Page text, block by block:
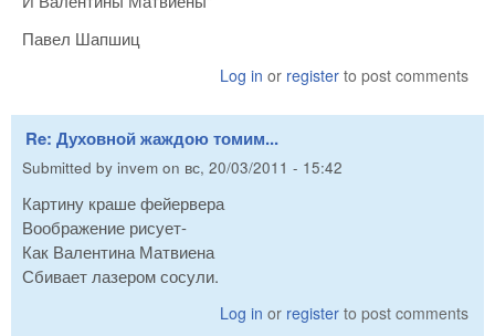
Павел Шапшиц
Log in or register to post comments
Re: Духовной жаждою томим...
Submitted by invem on вс, 20/03/2011 - 15:42
Картину краше фейервера
Воображение рисует-
Как Валентина Матвиена
Сбивает лазером сосули.
Log in or register to post comments